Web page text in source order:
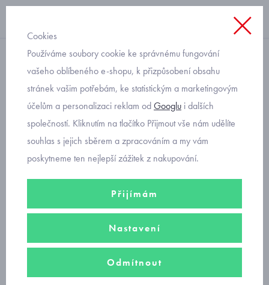
s límečkem
chlapecké polo triko s pruhy
na rukávech Mayoral 6104-
Cookies
Používáme soubory cookie ke správnému fungování
vašeho oblíbeného e-shopu, k přizpůsobení obsahu
stránek vašim potřebám, ke statistickým a marketingovým
účelům a personalizaci reklam odGooglu i dalších
společností. Kliknutím na tlačítko Přijmout vše nám udělíte
souhlas s jejich sběrem a zpracováním a my vám
poskytneme ten nejlepší zážitek z nakupování.
Přijímám
Nastavení
Odmítnout